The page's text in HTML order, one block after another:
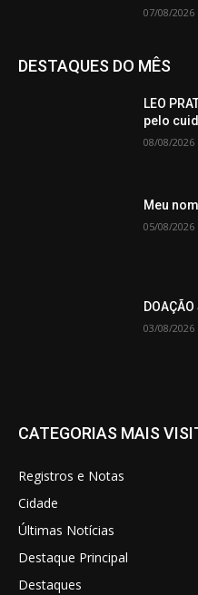
07/08/2026
DESTAQUES DO MÊS
LEO
pelo
08/08/2026
Meu
05/08/2026
03/08/2026
CATEGORIAS MAIS
Registros e Notas
Cidade
Últimas Notícias
Destaque Principal
Destaques